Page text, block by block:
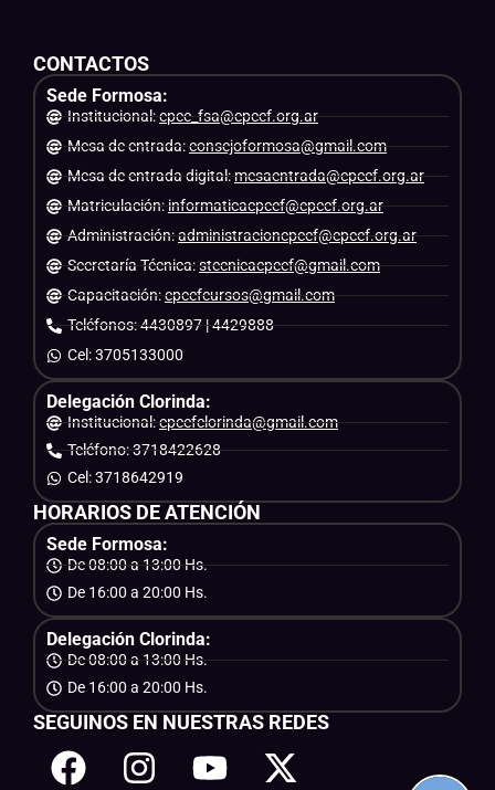
CONTACTOS
Sede Formosa:
Institucional:cpce_fsa@cpcef.org.ar
Mesa de entrada:consejoformosa@gmail.com
Mesa de entrada digital:mesaentrada@cpcef.org.ar
Matriculación:informaticacpcef@cpcef.org.ar
Administración:administracioncpcef@cpcef.org.ar
Secretaría Técnica:stecnicacpcef@gmail.com
Capacitación:cpcefcursos@gmail.com
Teléfonos: 4430897 | 4429888
Cel: 3705133000
Delegación Clorinda:
Institucional:cpcefclorinda@gmail.com
Teléfono: 3718422628
Cel: 3718642919
HORARIOS DE ATENCIÓN
Sede Formosa:
De 08:00 a 13:00 Hs.
De 16:00 a 20:00 Hs.
Delegación Clorinda:
De 08:00 a 13:00 Hs.
De 16:00 a 20:00 Hs.
SEGUINOS EN NUESTRAS REDES